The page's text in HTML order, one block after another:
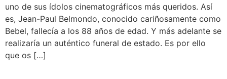
uno de sus ídolos cinematográficos más queridos. Así
es, Jean-Paul Belmondo, conocido cariñosamente como
Bebel, fallecía a los 88 años de edad. Y más adelante se
realizaría un auténtico funeral de estado. Es por ello
que os […]